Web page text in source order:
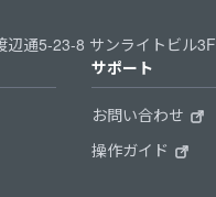
辺通5-23-8 サンライトビル3F
サポート
お問い合わせ
操作ガイド